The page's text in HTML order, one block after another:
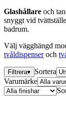
Glashållare och
snyggt vid
badrum.
Välj vägghängd
tvåldispenseroch
Filtrera▾ Sortera
Varumärke